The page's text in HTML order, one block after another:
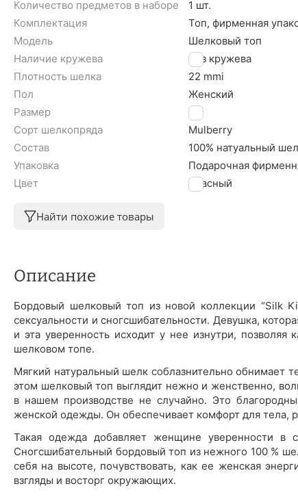
Количество предметов в наборе
1 шт.
Комплектация
Топ, фирменная
Модель
Шелковый топ
Наличие кружева
Без кружева
Плотность шелка
22 mmi
Пол
Женский
Размер
M
Сорт шелкопряда
Mulberry
Состав
100% натуальный
Упаковка
Подарочная
Цвет
Красный
Найти похожие товары
Описание
Бордовый шелковый топ из новой коллекции “Silk
сексуальности и сногсшибательности. Девушка,
и эта уверенность исходит у нее изнутри,
шелковом топе.
Мягкий натуральный шелк соблазнительно обнимает
этом шелковый топ выглядит нежно и женственно,
в нашем производстве не случайно. Это
женской одежды. Он обеспечивает комфорт для тела,
Такая одежда добавляет женщине уверенности в
Сногсшибательный бордовый топ из нежного 100 %
себя на высоте, почувствовать, как ее женская
взгляды и восторг окружающих.